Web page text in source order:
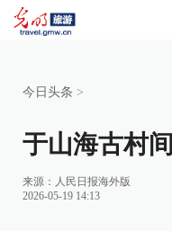
今日头条 >
于山海古村
来源： 人民日报海外版
2026-05-19 14:13